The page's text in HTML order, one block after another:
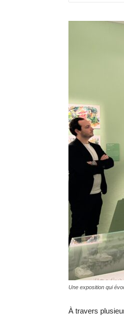
Une exposition qui
À travers